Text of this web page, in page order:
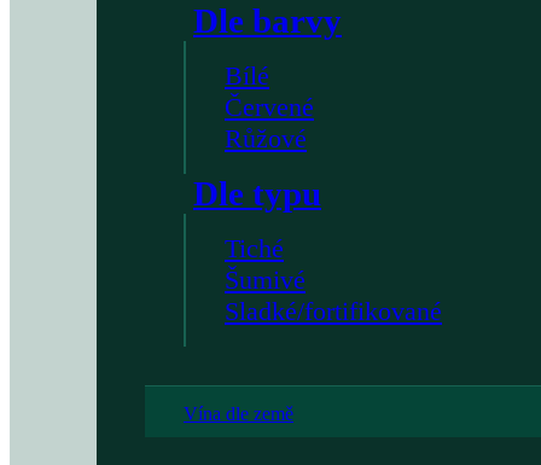
Dle barvy
Bílé
Červené
Růžové
Dle typu
Tiché
Šumivé
Sladké/fortifikované
Vína dle země